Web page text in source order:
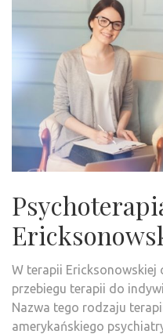
W terapii
przebiegu terapii do
Nazwa tego rodzaju
amerykańskiego